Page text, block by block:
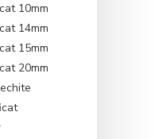
10mm
14mm
15mm
20mm